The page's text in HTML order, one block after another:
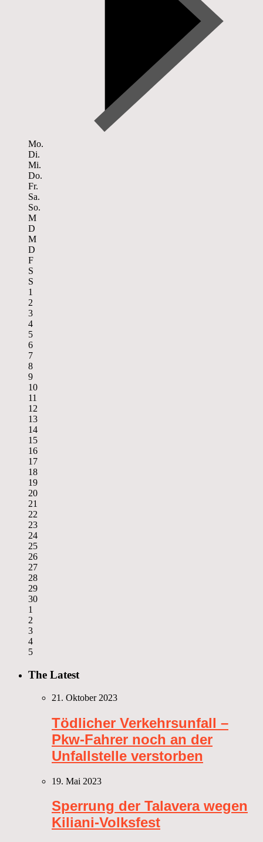
Mo.
Di.
Mi.
Do.
Fr.
Sa.
So.
M
D
M
D
F
S
S
1
2
3
4
5
6
7
8
9
10
11
12
13
14
15
16
17
18
19
20
21
22
23
24
25
26
27
28
29
30
1
2
3
4
5
The Latest
21. Oktober 2023
Tödlicher Verkehrsunfall –
Pkw-Fahrer noch an der
Unfallstelle verstorben
19. Mai 2023
Sperrung der Talavera wegen
Kiliani-Volksfest